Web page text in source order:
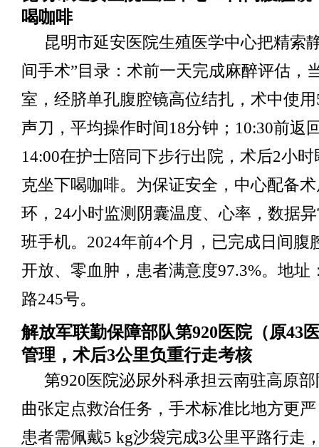
喝咖啡
昆明市延安医院生殖医学中心把精索
间手术”目录：术前一天完成麻醉评估，
室，经脐单孔腹腔镜高位结扎，术中使
声刀，平均操作时间18分钟；10:30前返
14:00在护士陪同下步行出院，术后2小
克坐下喝咖啡。为保证安全，中心配备术
环，24小时监测阴囊温度、心率，数据
班手机。2024年前4个月，已完成日间腹
开放、零血肿，患者满意度97.3%。地址
路245号。
解放军联勤保障部队第920医院（原43
管理，术后3公里负重行走考核
第920医院泌尿外科承担云南驻高原
曲张定点救治任务，手术标准比地方更
患者需佩戴5 kg沙袋完成3公里平路行走